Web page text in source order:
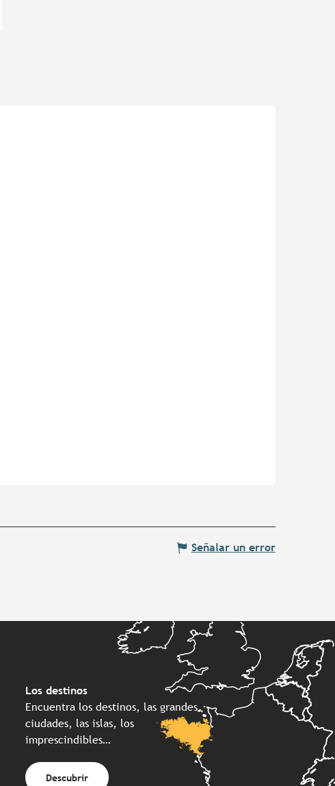
Señalar un error
Los destinos
Encuentra los destinos, las grandes
ciudades, las islas, los
imprescindibles…
Descubrir